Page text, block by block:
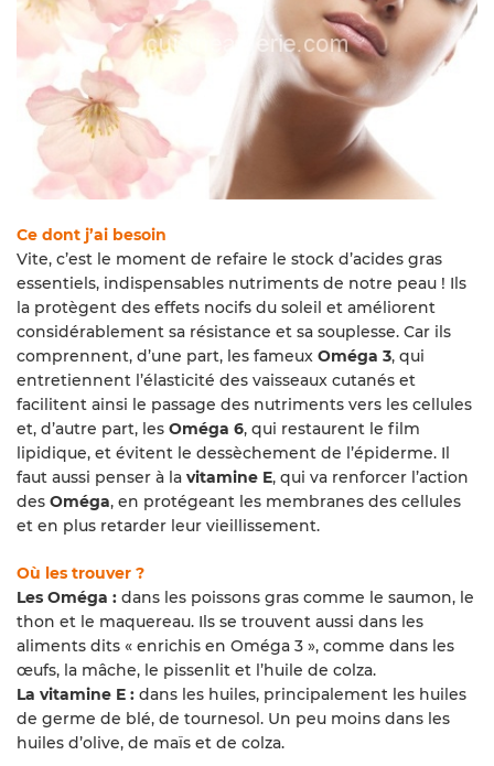
Ce dont j’ai besoin
Vite, c’est le moment de refaire le stock d’acides gras
essentiels, indispensables nutriments de notre peau ! Ils
la protègent des effets nocifs du soleil et améliorent
considérablement sa résistance et sa souplesse. Car ils
comprennent, d’une part, les fameux Oméga 3, qui
entretiennent l’élasticité des vaisseaux cutanés et
facilitent ainsi le passage des nutriments vers les cellules
et, d’autre part, les Oméga 6, qui restaurent le film
lipidique, et évitent le dessèchement de l’épiderme. Il
faut aussi penser à la vitamine E, qui va renforcer l’action
des Oméga, en protégeant les membranes des cellules
et en plus retarder leur vieillissement.
Où les trouver ?
Les Oméga : dans les poissons gras comme le saumon, le
thon et le maquereau. Ils se trouvent aussi dans les
aliments dits « enrichis en Oméga 3 », comme dans les
œufs, la mâche, le pissenlit et l’huile de colza.
La vitamine E : dans les huiles, principalement les huiles
de germe de blé, de tournesol. Un peu moins dans les
huiles d’olive, de maïs et de colza.